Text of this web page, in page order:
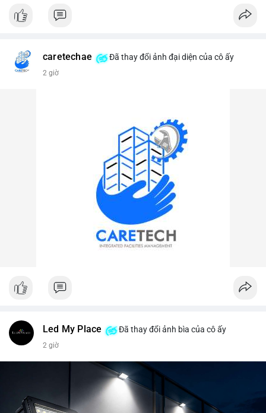
#blockchain #cryptonews
#vlikevn #titanbot
caretechae Đã thay đổi ảnh đại diện của cô ấy
2 giờ
Led My Place Đã thay đổi ảnh bìa của cô ấy
2 giờ